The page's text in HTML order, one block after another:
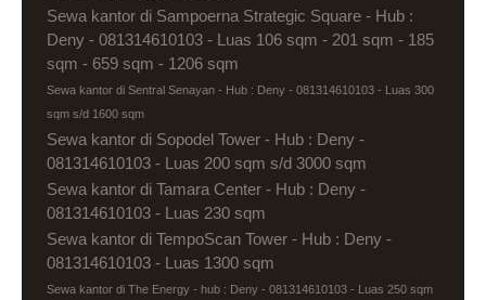
Sewa kantor di Sampoerna Strategic Square - Hub :
Deny - 081314610103 - Luas 106 sqm - 201 sqm - 185
sqm - 659 sqm - 1206 sqm
Sewa kantor di Sentral Senayan - Hub : Deny - 081314610103 - Luas 300
sqm s/d 1600 sqm
Sewa kantor di Sopodel Tower - Hub : Deny -
081314610103 - Luas 200 sqm s/d 3000 sqm
Sewa kantor di Tamara Center - Hub : Deny -
081314610103 - Luas 230 sqm
Sewa kantor di TempoScan Tower - Hub : Deny -
081314610103 - Luas 1300 sqm
Sewa kantor di The Energy - hub : Deny - 081314610103 - Luas 250 sqm